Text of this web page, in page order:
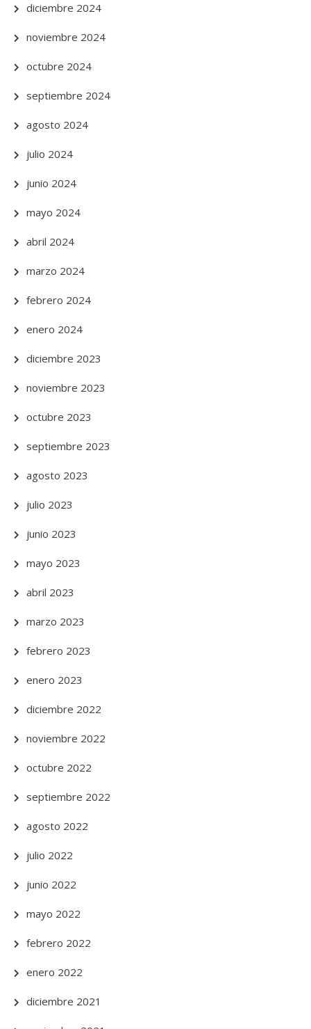
diciembre 2024
noviembre 2024
octubre 2024
septiembre 2024
agosto 2024
julio 2024
junio 2024
mayo 2024
abril 2024
marzo 2024
febrero 2024
enero 2024
diciembre 2023
noviembre 2023
octubre 2023
septiembre 2023
agosto 2023
julio 2023
junio 2023
mayo 2023
abril 2023
marzo 2023
febrero 2023
enero 2023
diciembre 2022
noviembre 2022
octubre 2022
septiembre 2022
agosto 2022
julio 2022
junio 2022
mayo 2022
febrero 2022
enero 2022
diciembre 2021